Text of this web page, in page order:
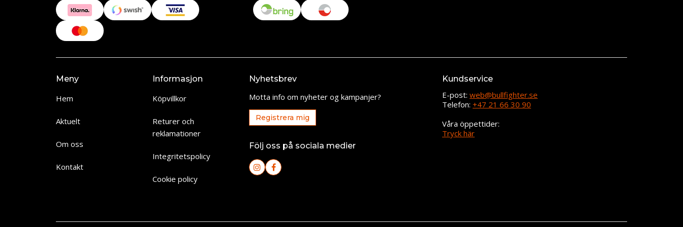
Meny
Hem
Aktuelt
Om oss
Kontakt
Informasjon
Köpvillkor
Returer och
reklamationer
Integritetspolicy
Cookie policy
Nyhetsbrev
Motta info om nyheter og kampanjer?
Registrera mig
Följ oss på sociala medier
Kundservice
E-post: web@bullfighter.se
Telefon: +47 21 66 30 90
Våra öppettider:
Tryck här